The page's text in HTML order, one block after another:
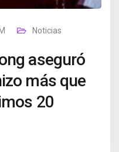
Noticias
aseguró
más que
20